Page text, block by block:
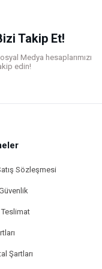
Takip Et!
Medya hesaplarımızı
edin!
Sözleşmesi
Şartları